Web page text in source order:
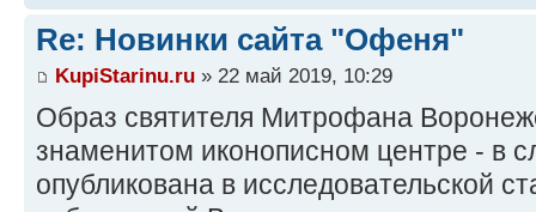
Re: Новинки сайта "Офеня"
KupiStarinu.ru » 22 май 2019, 10:29
Образ святителя Митрофана
знаменитом иконописном центре - в
опубликована в исследовательской